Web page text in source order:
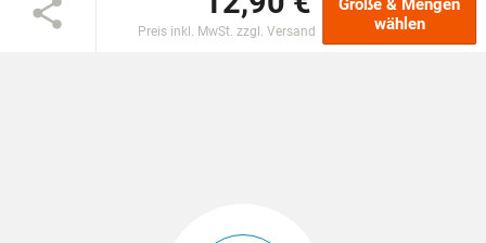
EINSCHULUNGPreis inkl. MwSt. zzgl. Versand
Größe & Mengen
wählen